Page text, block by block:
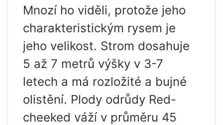
Mnozí ho viděli, protože jeho
charakteristickým rysem je
jeho velikost. Strom dosahuje
5 až 7 metrů výšky v 3-7
letech a má rozložité a bujné
olistění. Plody odrůdy Red-
cheeked váží v průměru 45